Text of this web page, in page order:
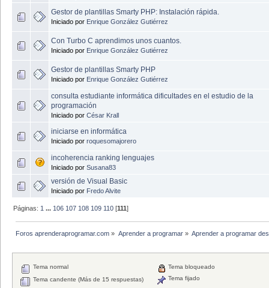
Gestor de plantillas Smarty PHP: Instalación rápida.
Iniciado por Enrique González Gutiérrez
Con Turbo C aprendimos unos cuantos.
Iniciado por Enrique González Gutiérrez
Gestor de plantillas Smarty PHP
Iniciado por Enrique González Gutiérrez
consulta estudiante informática dificultades en el estudio de la
programación
Iniciado por César Krall
iniciarse en informática
Iniciado por roquesomajorero
incoherencia ranking lenguajes
Iniciado por Susana83
versión de Visual Basic
Iniciado por Fredo Alvite
Páginas: 1 ... 106 107 108 109 110 [111]
Foros aprenderaprogramar.com » Aprender a programar» Aprender a programar
Tema normal
Tema candente (Más de 15 respuestas)
Tema bloqueado
Tema fijado